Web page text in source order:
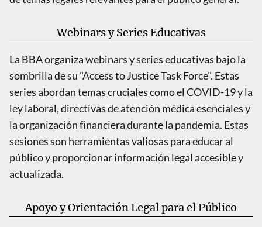
Webinars y Series Educativas
La BBA organiza webinars y series educativas bajo la
sombrilla de su "Access to Justice Task Force". Estas
series abordan temas cruciales como el COVID-19 y la
ley laboral, directivas de atención médica esenciales y
la organización financiera durante la pandemia. Estas
sesiones son herramientas valiosas para educar al
público y proporcionar información legal accesible y
actualizada.
Apoyo y Orientación Legal para el Público